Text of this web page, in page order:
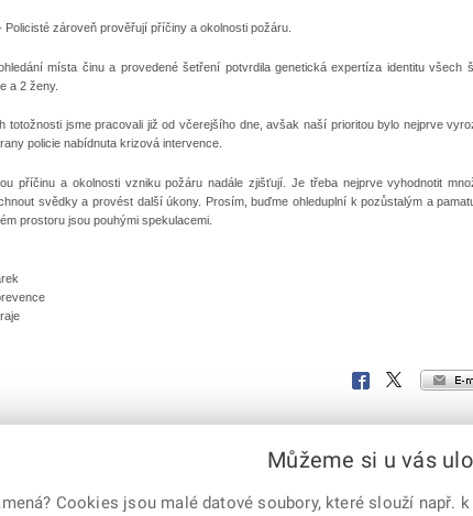
Policisté zároveň prověřují příčiny a okolnosti požáru.
místa činu a provedené šetření potvrdila genetická expertíza identitu všech
a 2 ženy.
totožnosti jsme pracovali již od včerejšího dne, avšak naší prioritou bylo nejprve
policie nabídnuta krizová intervence.
příčinu a okolnosti vzniku požáru nadále zjišťují. Je třeba nejprve vyhodnotit
svědky a provést další úkony. Prosím, buďme ohleduplní k pozůstalým a
prostoru jsou pouhými spekulacemi.
X
Facebook
Můžeme si u vás
Cookies jsou malé datové soubory, které slouží např.